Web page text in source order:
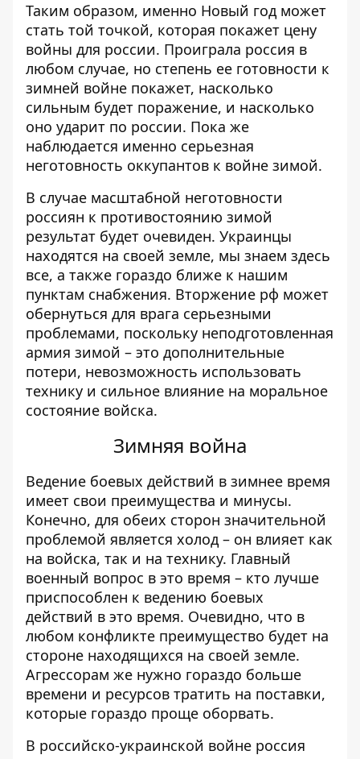
Таким образом, именно Новый год может
стать той точкой, которая покажет цену
войны для россии. Проиграла россия в
любом случае, но степень ее готовности к
зимней войне покажет, насколько
сильным будет поражение, и насколько
оно ударит по россии. Пока же
наблюдается именно серьезная
неготовность оккупантов к войне зимой.
В случае масштабной неготовности
россиян к противостоянию зимой
результат будет очевиден. Украинцы
находятся на своей земле, мы знаем здесь
все, а также гораздо ближе к нашим
пунктам снабжения. Вторжение рф может
обернуться для врага серьезными
проблемами, поскольку неподготовленная
армия зимой – это дополнительные
потери, невозможность использовать
технику и сильное влияние на моральное
состояние войска.
Зимняя война
Ведение боевых действий в зимнее время
имеет свои преимущества и минусы.
Конечно, для обеих сторон значительной
проблемой является холод – он влияет как
на войска, так и на технику. Главный
военный вопрос в это время – кто лучше
приспособлен к ведению боевых
действий в это время. Очевидно, что в
любом конфликте преимущество будет на
стороне находящихся на своей земле.
Агрессорам же нужно гораздо больше
времени и ресурсов тратить на поставки,
которые гораздо проще оборвать.
В российско-украинской войне россия